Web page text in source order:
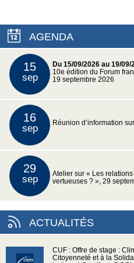
AGENDA
15
sep
Du 15/09/2026 au 19/09/
10e édition du Forum
19 septembre 2026
16
sep Réunion d’information
29
sep
Atelier sur « Les
vertueuses ? », 29
ACTUALITÉS
CUF : Offre de stage :
Citoyenneté et à la